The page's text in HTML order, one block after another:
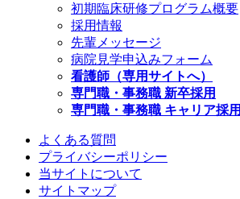
初期臨床研修プログラム概要
採用情報
先輩メッセージ
病院見学申込みフォーム
看護師（専用サイトへ）
専門職・事務職 新卒採用
専門職・事務職 キャリア採用
よくある質問
プライバシーポリシー
当サイトについて
サイトマップ